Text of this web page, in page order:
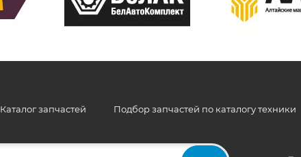
Каталог запчастей Подбор запчастей по каталогу техники